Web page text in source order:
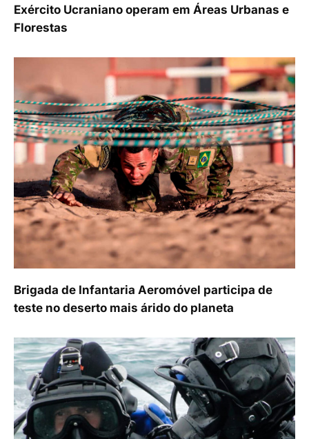
Exército Ucraniano operam em Áreas Urbanas e
Florestas
Brigada de Infantaria Aeromóvel participa de
teste no deserto mais árido do planeta